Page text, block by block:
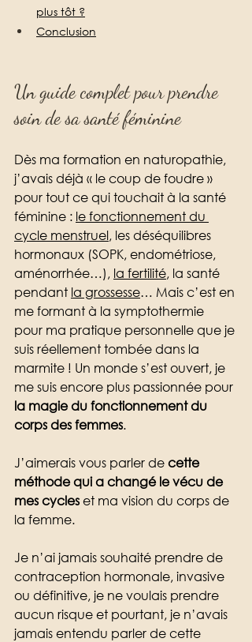
plus tôt ?
Conclusion
Un guide complet pour prendre
soin de sa santé féminine
Dès ma formation en naturopathie,
j’avais déjà « le coup de foudre »
pour tout ce qui touchait à la santé
féminine : le fonctionnement du
cycle menstruel, les déséquilibres
hormonaux (SOPK, endométriose,
aménorrhée…), la fertilité, la santé
pendant la grossesse… Mais c’est en
me formant à la symptothermie
pour ma pratique personnelle que je
suis réellement tombée dans la
marmite ! Un monde s’est ouvert, je
me suis encore plus passionnée pour
la magie du fonctionnement du
corps des femmes.
J’aimerais vous parler de cette
méthode qui a changé le vécu de
mes cycles et ma vision du corps de
la femme.
Je n’ai jamais souhaité prendre de
contraception hormonale, invasive
ou définitive, je ne voulais prendre
aucun risque et pourtant, je n’avais
jamais entendu parler de cette